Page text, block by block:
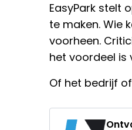
EasyPark stelt
te maken. Wie
voorheen.
het voordeel is
Of het bedrijf